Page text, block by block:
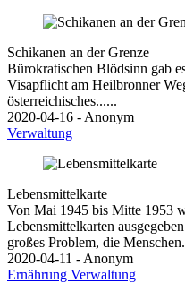
Schikanen an der Grenze
Bürokratischen Blödsinn gab
Visapflicht am Heilbronner
österreichisches......
2020-04-16 - Anonym
Verwaltung
Lebensmittelkarte
Von Mai 1945 bis Mitte 1953
Lebensmittelkarten
großes Problem, die
2020-04-11 - Anonym
Ernährung Verwaltung